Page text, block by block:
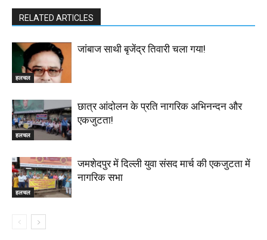
RELATED ARTICLES
हलचल
जांबाज साथी बृजेंद्र तिवारी चला गया!
हलचल
छात्र आंदोलन के प्रति नागरिक अभिनन्दन और
एकजुटता!
हलचल
जमशेदपुर में दिल्ली युवा संसद मार्च की एकजुटता में
नागरिक सभा